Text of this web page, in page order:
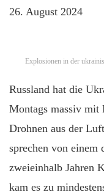
26. August 2024
Explosionen in der
Russland hat die
Montags massiv mit
Drohnen aus der
sprechen von
zweieinhalb Jahren
kam es zu